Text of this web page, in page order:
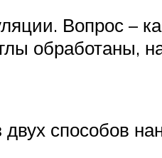
Вопрос –
обработаны,
способов